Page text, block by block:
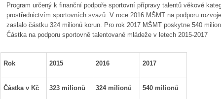
Program určený k finanční podpoře sportovní přípravy talentů věkové
prostřednictvím sportovních svazů. V roce 2016 MŠMT na podporu
zaslalo částku 324 milionů korun. Pro rok 2017 MŠMT poskytne 540
Částka na podporu sportovně talentované mládeže v letech 2015-2017
Rok 2015 2016 2017
Částka v Kč 323 milionů 324 milionů 540 milionů